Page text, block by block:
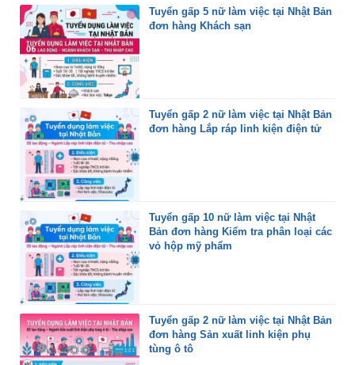
Tuyển gấp 5 nữ làm việc tại Nhật Bản
đơn hàng Khách sạn
Tuyển gấp 2 nữ làm việc tại Nhật Bản
đơn hàng Lắp ráp linh kiện điện tử
Tuyển gấp 10 nữ làm việc tại Nhật
Bản đơn hàng Kiểm tra phân loại các
vỏ hộp mỹ phẩm
Tuyển gấp 2 nữ làm việc tại Nhật Bản
đơn hàng Sản xuất linh kiện phụ
tùng ô tô